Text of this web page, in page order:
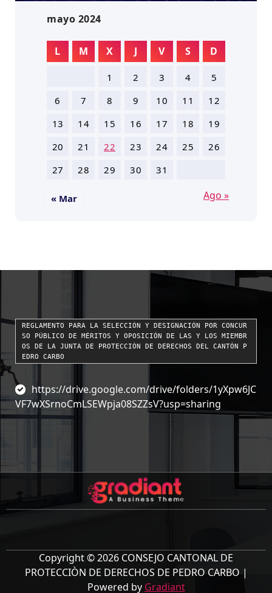
mayo 2024
L M X J V S D
1 2 3 4
5
6
7 8 9 10 11
12
13
14 15 16 17 18
19
20
21 22 23 24 25
26
27
28 29 30 31
« Mar Ago »
REGLAMENTO PARA LA SELECCIÓN Y DESIGNACIÓN POR CONCUR
SO PÚBLICO DE MÉRITOS Y OPOSICIÓN DE LAS Y LOS MIEMBR
OS DE LA JUNTA DE PROTECCIÓN DE DERECHOS DEL CANTÓN P
EDRO CARBO
https://drive.google.com/drive/folders/1yXpw6JC
VF7wXSrnoCmLSEWpja08SZZsV?usp=sharing
Copyright © 2026 CONSEJO CANTONAL DE
PROTECCIÒN DE DERECHOS DE PEDRO CARBO |
Powered by Gradiant